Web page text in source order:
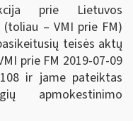
prie Lietuvos
– VMI prie FM)
teisės aktų
prie FM 2019-07-09
ir jame pateiktas
apmokestinimo